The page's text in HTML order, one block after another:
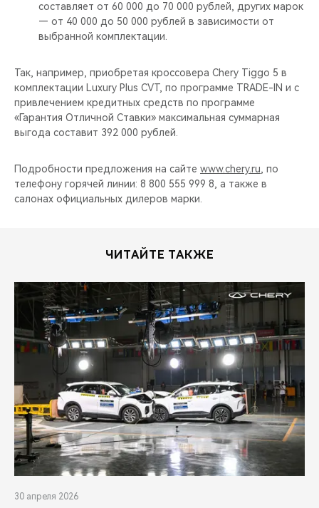
составляет от 60 000 до 70 000 рублей, других марок
— от 40 000 до 50 000 рублей в зависимости от
выбранной комплектации.
Так, например, приобретая кроссовера Chery Tiggo 5 в
комплектации Luxury Plus CVT, по программе TRADE-IN и с
привлечением кредитных средств по программе
«Гарантия Отличной Ставки» максимальная суммарная
выгода составит 392 000 рублей.
Подробности предложения на сайте www.chery.ru , по
телефону горячей линии: 8 800 555 999 8, а также в
салонах официальных дилеров марки.
ЧИТАЙТЕ ТАКЖЕ
30 апреля 2026